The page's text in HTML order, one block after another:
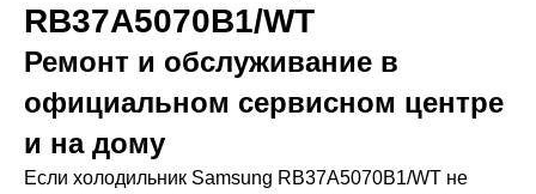
RB37A5070B1/WT
Ремонт и обслуживание в
официальном сервисном центре
и на дому
Если холодильник Samsung RB37A5070B1/WT не